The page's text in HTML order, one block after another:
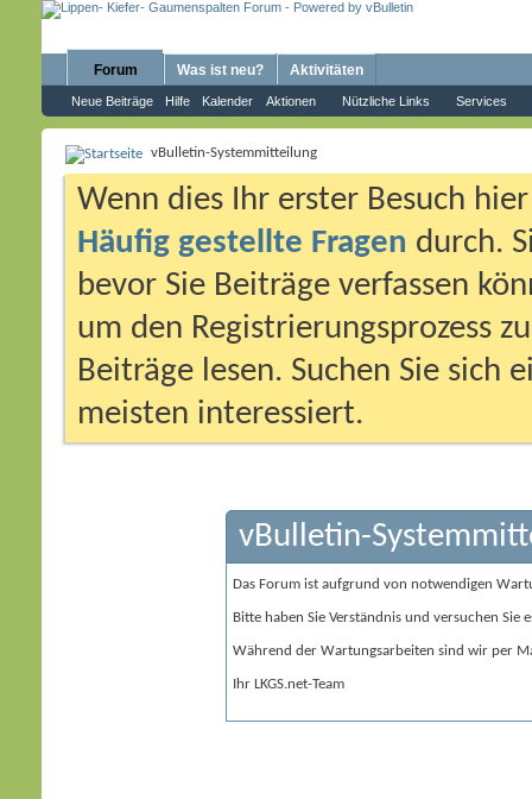
Forum
Neue Beiträge Hilfe Kalender Aktionen Nützliche Links Services
Was ist neu? Aktivitäten
vBulletin-Systemmitteilung
Wenn dies Ihr erster Besuch
Häufig gestellte Fragen durch.
bevor Sie Beiträge verfassen
um den Registrierungsprozess
Beiträge lesen. Suchen Sie sich
meisten interessiert.
vBulletin-
Das Forum ist aufgrund von notwendigen
Bitte haben Sie Verständnis und versuchen Sie
Während der Wartungsarbeiten sind wir per
Ihr LKGS.net-Team